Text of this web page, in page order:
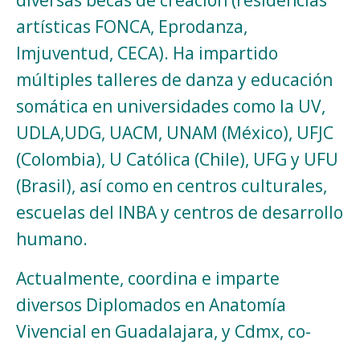
artísticas FONCA, Eprodanza,
Imjuventud, CECA). Ha impartido
múltiples talleres de danza y educación
somática en universidades como la UV,
UDLA,UDG, UACM, UNAM (México), UFJC
(Colombia), U Católica (Chile), UFG y UFU
(Brasil), así como en centros culturales,
escuelas del INBA y centros de desarrollo
humano.
Actualmente, coordina e imparte
diversos Diplomados en Anatomía
Vivencial en Guadalajara, y Cdmx, co-